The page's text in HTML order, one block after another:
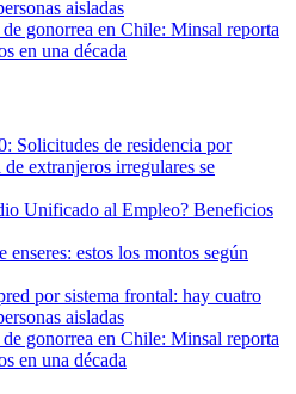
aisladas
de gonorrea en Chile: Minsal reporta
en una década
Solicitudes de residencia por
extranjeros irregulares se
Unificado al Empleo? Beneficios
estos los montos según
por sistema frontal: hay cuatro
aisladas
de gonorrea en Chile: Minsal reporta
en una década